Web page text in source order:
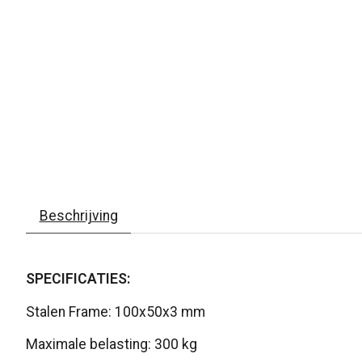
Beschrijving
SPECIFICATIES:
Stalen Frame: 100x50x3 mm
Maximale belasting: 300 kg